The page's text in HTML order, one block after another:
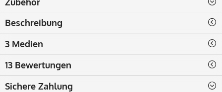
Beschreibung
3 Medien
13 Bewertungen
Sichere Zahlung